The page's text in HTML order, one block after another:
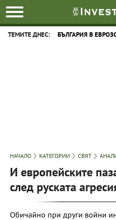
ТЕМИТЕ ДНЕС: БЪЛГАРИЯ В
НАЧАЛО КАТЕГОРИИ СВЯТ
И европейските
след руската
Обичайно при други войни